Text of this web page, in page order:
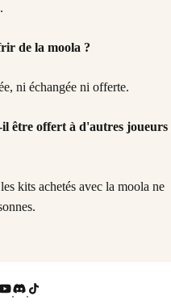
de la moola ?
ni échangée ni offerte.
être offert à d'autres joueurs
kits achetés avec la moola ne